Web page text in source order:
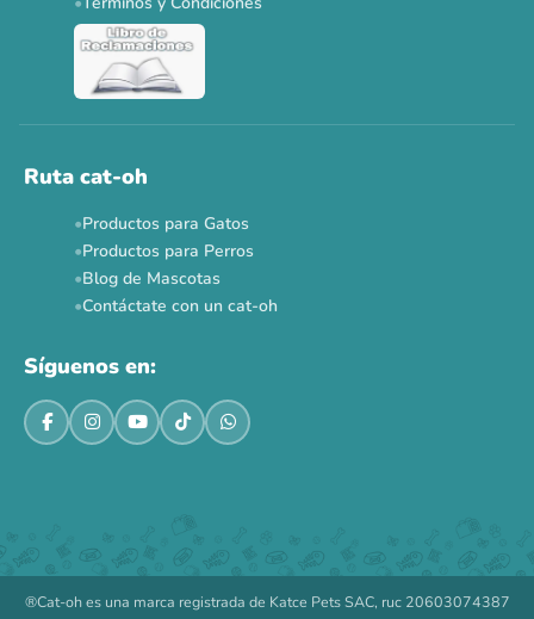
Ver todas las promos 🐾
Ruta cat-oh
Productos para Gatos
Productos para Perros
Blog de Mascotas
Contáctate con un cat-oh
Síguenos en:
®Cat-oh es una marca registrada de Katce Pets SAC, ruc 20603074387